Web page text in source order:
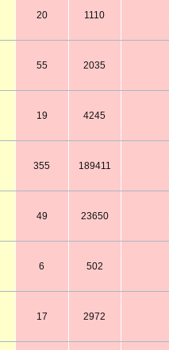
20 1110
55 2035
19 4245
355 189411
49 23650
6 502
17 2972